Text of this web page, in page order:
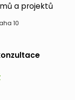
a projektů
10